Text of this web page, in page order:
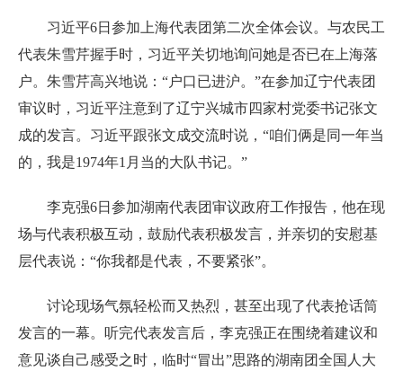
习近平6日参加上海代表团第二次全体会议。与农民工
代表朱雪芹握手时，习近平关切地询问她是否已在上海落
户。朱雪芹高兴地说：“户口已进沪。”在参加辽宁代表团
审议时，习近平注意到了辽宁兴城市四家村党委书记张文
成的发言。习近平跟张文成交流时说，“咱们俩是同一年当
的，我是1974年1月当的大队书记。”
李克强6日参加湖南代表团审议政府工作报告，他在现
场与代表积极互动，鼓励代表积极发言，并亲切的安慰基
层代表说：“你我都是代表，不要紧张”。
讨论现场气氛轻松而又热烈，甚至出现了代表抢话筒
发言的一幕。听完代表发言后，李克强正在围绕着建议和
意见谈自己感受之时，临时“冒出”思路的湖南团全国人大